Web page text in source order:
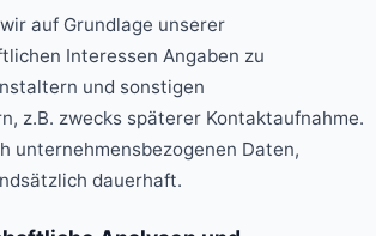
auf Grundlage unserer
Interessen Angaben zu
und sonstigen
z.B. zwecks späterer Kontaktaufnahme.
unternehmensbezogenen Daten,
dauerhaft.